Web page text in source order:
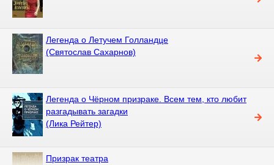
Легенда о Летучем Голландце
(Святослав Сахарнов)
Легенда о Чёрном призраке. Всем тем, кто любит
разгадывать загадки
(Лика Рейтер)
Призрак театра